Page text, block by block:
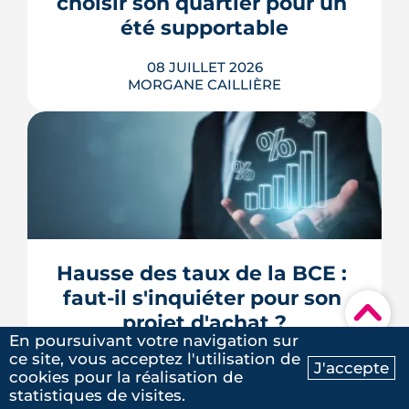
Ma recherche Contactez-nous
▾
5/5
du logement. Décryptage mesur...
LIRE L'ARTICLE
été supportable
08 JUILLET 2026
MORGANE CAILLIÈRE
À Bordeaux, deux logements au plan
identique n'offrent pas le même
confort d'été selon leur adresse :
Météo-France mesure jusqu'à 4,4 °C
nuits d'été, et les cartes de la Métropole
distinguent un centre minéral d'un
secteur arboré. Densité du b...
LIRE L'ARTICLE
Hausse des taux de la BCE :
faut-il s'inquiéter pour son
projet d'achat ?
06 JUILLET 2026
MORGANE CAILLIÈRE
En poursuivant votre navigation sur
ce site, vous acceptez l'utilisation de
cookies pour la réalisation de
statistiques de visites.
J'accepte